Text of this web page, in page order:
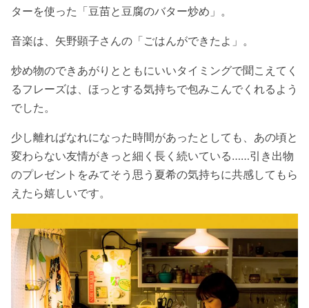
ターを使った「豆苗と豆腐のバター炒め」。
音楽は、矢野顕子さんの「ごはんができたよ」。
炒め物のできあがりとともにいいタイミングで聞こえてく
るフレーズは、ほっとする気持ちで包みこんでくれるよう
でした。
少し離ればなれになった時間があったとしても、あの頃と
変わらない友情がきっと細く長く続いている……引き出物
のプレゼントをみてそう思う夏希の気持ちに共感してもら
えたら嬉しいです。